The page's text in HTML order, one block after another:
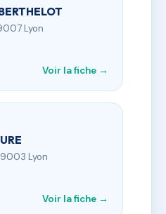
Lyon
Voir la fiche →
Lyon
Voir la fiche →